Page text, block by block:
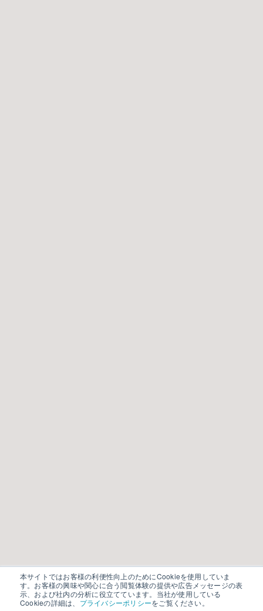
本サイトではお客様の利便性向上のためにCookieを使用していま
す。お客様の興味や関心に合う閲覧体験の提供や広告メッセージの表
示、および社内の分析に役立てています。当社が使用している
Cookieの詳細は、 プライバシーポリシーをご覧ください。